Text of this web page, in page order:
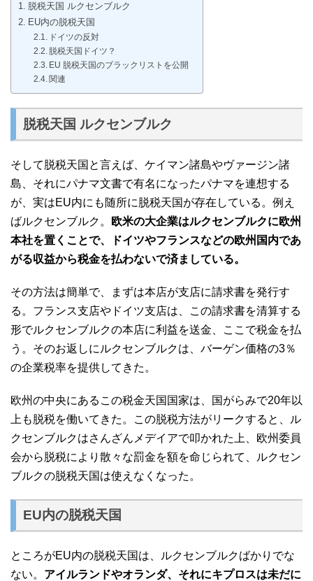
脱税天国 ルクセンブルク
EU内の脱税天国
ドイツの反対
脱税天国ドイツ？
EU 脱税天国のブラックリストを公開
関連
脱税天国 ルクセンブルク
そして脱税天国と言えば、ケイマン諸島やヴァージン諸
島、それにパナマ文書で有名になったパナマを連想する
が、実はEU内にも随所に脱税天国が存在している。例え
ばルクセンブルク。
欧米の大企業はルクセンブルクに欧州
本社を置くことで、ドイツやフランスなどの欧州国内であ
がる収益から税金を払わないで済ましている。
その方法は簡単で、まずは本店が支店に請求書を発行す
る。フランス支店やドイツ支店は、この請求書を清算する
形でルクセンブルクの本店に利益を送金、ここで税金を払
う。そのお返しにルクセンブルクは、バーゲン価格の3％
の企業税率を提供してきた。
欧州の中央にあるこの税金天国国家は、国がらみで20年以
上も脱税を働いてきた。この脱税方法がリークすると、ル
クセンブルクはさんざんメデイアで叩かれた上、欧州委員
会から脱税により散々な罰金を額を命じられて、ルクセン
ブルクの脱税天国は使えなくなった。
EU内の脱税天国
ところがEU内の脱税天国は、ルクセンブルクばかりでな
ない。 アイルランドやオランダ、それにキプロスは未だに